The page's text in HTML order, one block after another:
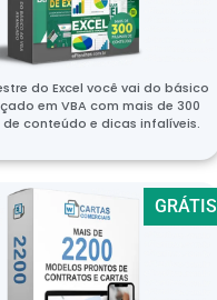
do Excel você vai do básico
em VBA com mais de 300
conteúdo e dicas infalíveis.
GRÁTIS